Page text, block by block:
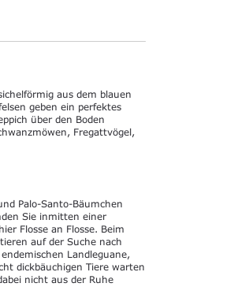
aus dem blauen
geben ein perfektes
über den Boden
Fregattvögel,
Palo-Santo-Bäumchen
Sie inmitten einer
Flosse an Flosse. Beim
auf der Suche nach
Landleguane,
dickbäuchigen Tiere warten
nicht aus der Ruhe